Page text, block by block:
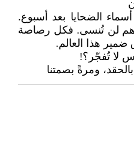
الضحايا بعد أسبوع.
لن تُنسى. فكل رصاصة
هذا العالم.
لا تُفجّر؟!
ومرةً بصمتنا